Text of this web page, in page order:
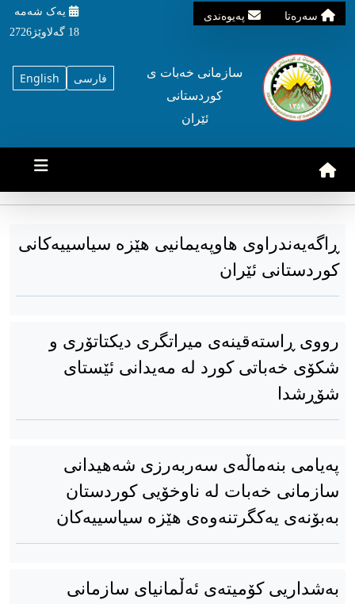
سه‌ره‌تا په‌یوه‌ندی
یه‌ک شه‌مه‌
18 گه‌لاوێژ2726
English فارسی
سازمانی خه‌بات ی
کوردستانی
ئێران
ڕاگەیەندراوی هاوپەیمانیی هێزە سیاسییەکانی
کوردستانی ئێران
رووی ڕاستەقینەی میراتگری دیکتاتۆری و
شکۆی خەباتی کورد لە مەیدانی ئێستای
شۆڕشدا
پەیامی بنەماڵەی سەربەرزی شەهیدانی
سازمانی خەبات لە ناوخۆیی کوردستان
بەبۆنەی یەکگرتنەوەی هێزە سیاسییەکان
بەشداریی کۆمیتەی ئەڵمانیای سازمانی